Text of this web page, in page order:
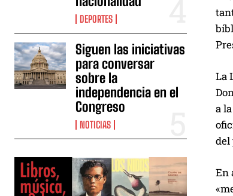
DEPORTES
Siguen las iniciativas
para conversar
sobre la
independencia en el
Congreso
NOTICIAS
La
a
del
En